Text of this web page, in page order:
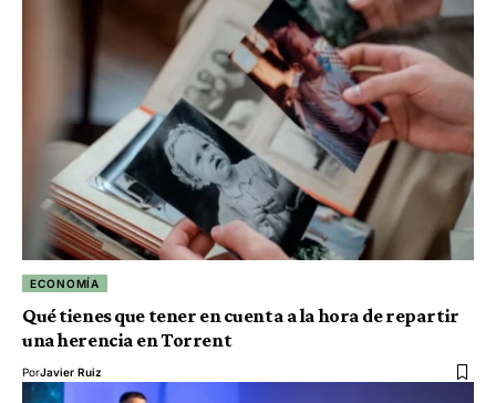
ECONOMÍA
Qué tienes que tener en cuenta a la hora de repartir
una herencia en Torrent
PorJavier Ruiz